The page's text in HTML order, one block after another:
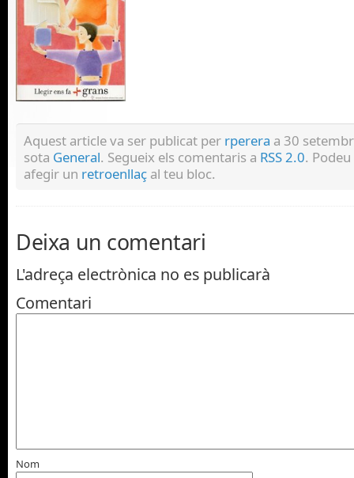
Aquest article va ser publicat per rperera a 30
sota General. Segueix els comentaris a RSS 2.0. Podeu
afegir un retroenllaç al teu bloc.
Deixa un comentari
L'adreça electrònica no es publicarà
Comentari
Nom